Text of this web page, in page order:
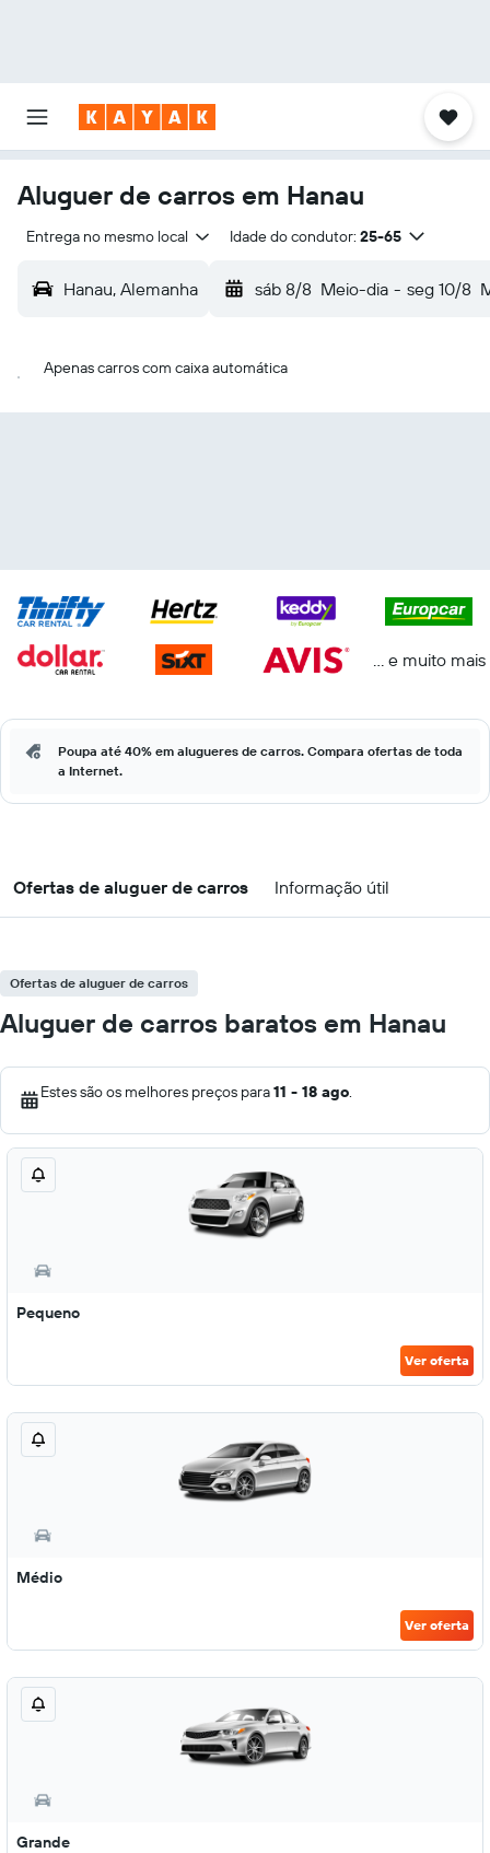
Aluguer de carros em Hanau
Entrega no mesmo local Idade do condutor: 25-65
Hanau, Alemanha sáb 8/8 Meio-dia - seg 10/8
Apenas carros com caixa automática
... e muito mais
Poupa até 40% em alugueres de carros. Compara ofertas de toda
a Internet.
Ofertas de aluguer de carros Informação útil
Ofertas de aluguer de carros
Aluguer de carros baratos em Hanau
Estes são os melhores preços para11 - 18 ago.
Pequeno
Ver oferta
Médio
Ver oferta
Grande